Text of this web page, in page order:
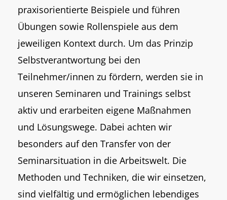
praxisorientierte Beispiele und führen
Übungen sowie Rollenspiele aus dem
jeweiligen Kontext durch. Um das Prinzip
Selbstverantwortung bei den
Teilnehmer/innen zu fördern, werden sie in
unseren Seminaren und Trainings selbst
aktiv und erarbeiten eigene Maßnahmen
und Lösungswege. Dabei achten wir
besonders auf den Transfer von der
Seminarsituation in die Arbeitswelt. Die
Methoden und Techniken, die wir einsetzen,
sind vielfältig und ermöglichen lebendiges